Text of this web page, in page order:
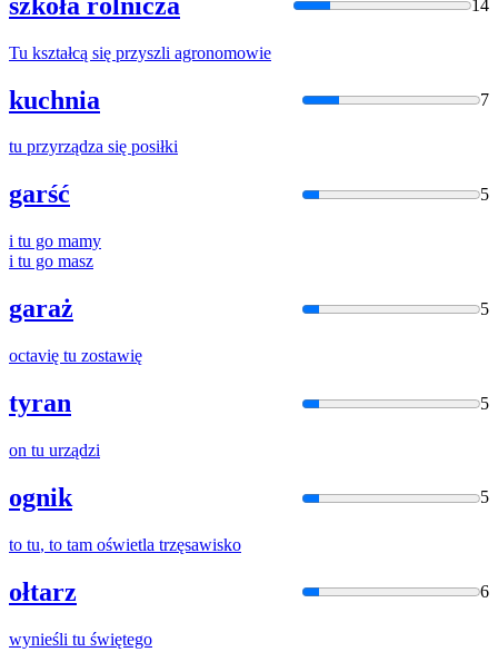
14
Tu kształcą się przyszli agronomowie
kuchnia 7
tu przyrządza się posiłki
garść 5
i tu go mamy
i tu go masz
garaż 5
octavię tu zostawię
tyran 5
on tu urządzi
ognik 5
to tu, to tam oświetla trzęsawisko
ołtarz 6
wynieśli tu świętego